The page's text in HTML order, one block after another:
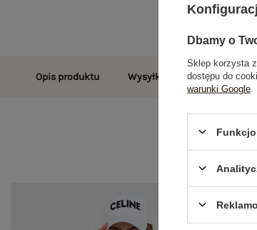
Opis produktu Wysyłka i dostawa
Dbamy o
Sklep korzysta
dostępu do
warunki Google